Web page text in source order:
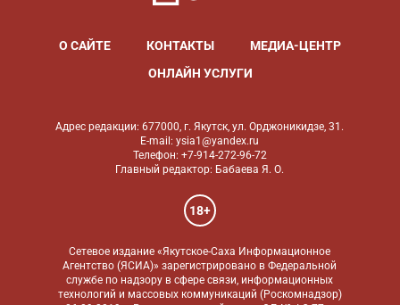
О САЙТЕ КОНТАКТЫ
МЕДИА-ЦЕНТР
ОНЛАЙН УСЛУГИ
Адрес редакции: 677000, г. Якутск, ул. Орджоникидзе, 31.
E-mail: ysia1@yandex.ru
Телефон: +7-914-272-96-72
Главный редактор: Бабаева Я. О.
18+
Сетевое издание «Якутское-Саха Информационное
Агентство (ЯСИА)» зарегистрировано в Федеральной
службе по надзору в сфере связи, информационных
технологий и массовых коммуникаций (Роскомнадзор)